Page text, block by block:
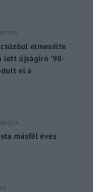
elmesélte
lett újságíró ’98-
el a
másfél éves